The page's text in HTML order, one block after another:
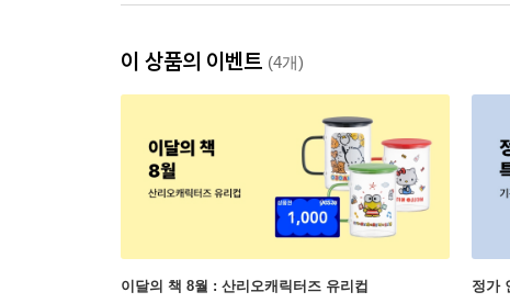
이 상품의 이벤트 (4개)
이달의 책 8월 : 산리오캐릭터즈 유리컵 정가